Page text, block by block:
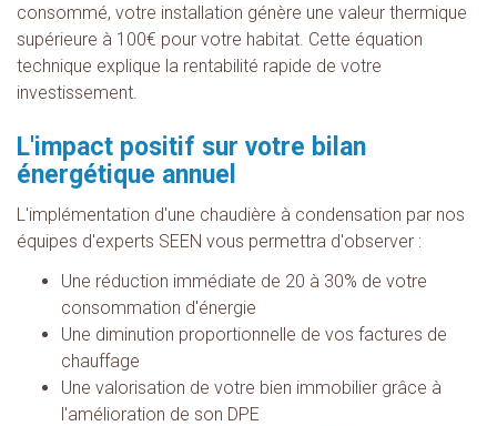
consommé, votre installation génère une valeur thermique
supérieure à 100€ pour votre habitat. Cette équation
technique explique la rentabilité rapide de votre
investissement.
L'impact positif sur votre bilan
énergétique annuel
L'implémentation d'une chaudière à condensation par nos
équipes d'experts SEEN vous permettra d'observer :
Une réduction immédiate de 20 à 30% de votre
consommation d'énergie
Une diminution proportionnelle de vos factures de
chauffage
Une valorisation de votre bien immobilier grâce à
l'amélioration de son DPE